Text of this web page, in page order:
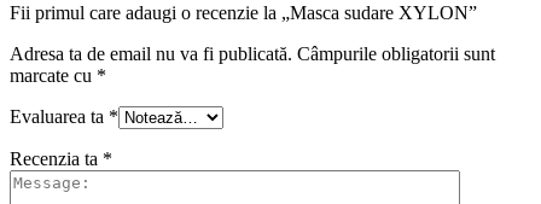
Fii primul care adaugi o recenzie la „Masca sudare XYLON”
Adresa ta de email nu va fi publicată. Câmpurile obligatorii sunt
marcate cu *
Evaluarea ta *
Recenzia ta *